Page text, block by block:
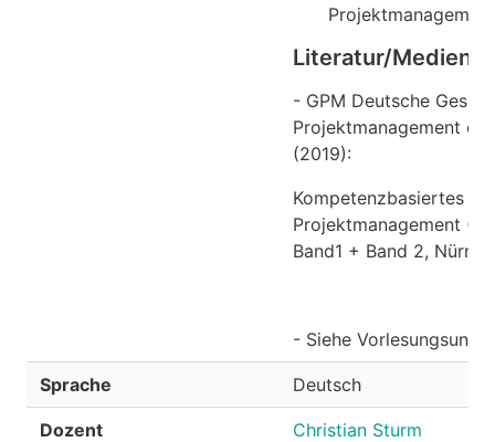
Literatur/Medien
- GPM Deutsche
Projektmanagement
(2019):
Kompetenzbasiertes
Projektmanagement
Band1 + Band 2,
- Siehe
Sprache Deutsch
Dozent Christian Sturm